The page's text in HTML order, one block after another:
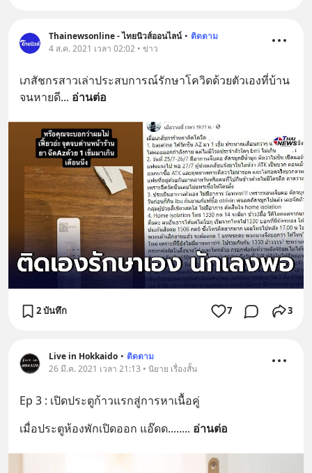
Thainewsonline - ไทยนิวส์ออนไลน์ • ติดตาม
4 ส.ค. 2021 เวลา 02:02 • ข่าว
เภสัชกรสาวเล่าประสบการณ์รักษาโควิดด้วยตัวเองที่บ้าน
จนหายดี... อ่านต่อ
2 บันทึก 7 3
Live in Hokkaido • ติดตาม
26 มี.ค. 2021 เวลา 21:13 • นิยาย เรื่องสั้น
Ep 3 : เปิดประตูก้าวแรกสู่การหาเนื้อคู่
เมื่อประตูห้องพักเปิดออก แอ๊ดด........ อ่านต่อ